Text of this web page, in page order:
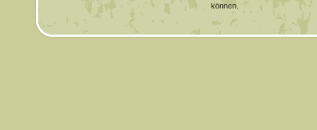
können.